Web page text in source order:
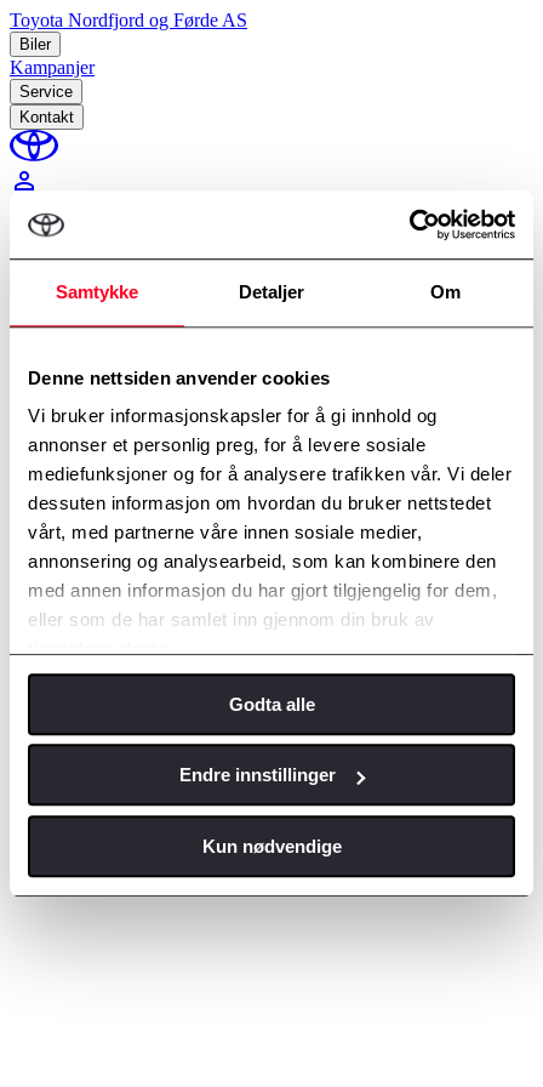
Samtykke Detaljer Om
Denne nettsiden anvender cookies
Vi bruker informasjonskapsler for å gi innhold og
annonser et personlig preg, for å levere sosiale
mediefunksjoner og for å analysere trafikken vår. Vi deler
dessuten informasjon om hvordan du bruker nettstedet
vårt, med partnerne våre innen sosiale medier,
annonsering og analysearbeid, som kan kombinere den
med annen informasjon du har gjort tilgjengelig for dem,
eller som de har samlet inn gjennom din bruk av
Godta alle
Endre innstillinger
Kun nødvendige
Toyota Nordfjord og Førde AS
Biler
Kampanjer
Service
Kontakt
perm_identity
Min Toyota
/Alle kampanjer
Beklager
Vi har for tiden ingen aktive kampanjer her.
Alle kampanjer ServicePersonbil
Oversikt over behandling av personopplysninger
Informasjonskapselpolicy
Copyright © Toyota Nordfjord og Førde AS